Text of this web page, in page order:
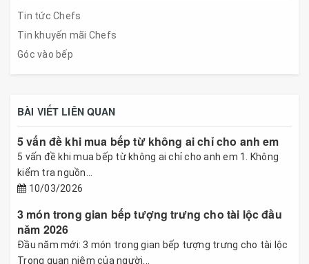
Tin tức Chefs
Tin khuyến mãi Chefs
Góc vào bếp
BÀI VIẾT LIÊN QUAN
5 vấn đề khi mua bếp từ không ai chỉ cho anh em
5 vấn đề khi mua bếp từ không ai chỉ cho anh em 1. Không
kiểm tra nguồn...
10/03/2026
3 món trong gian bếp tượng trưng cho tài lộc đầu
năm 2026
Đầu năm mới: 3 món trong gian bếp tượng trưng cho tài lộc
Trong quan niệm của người...